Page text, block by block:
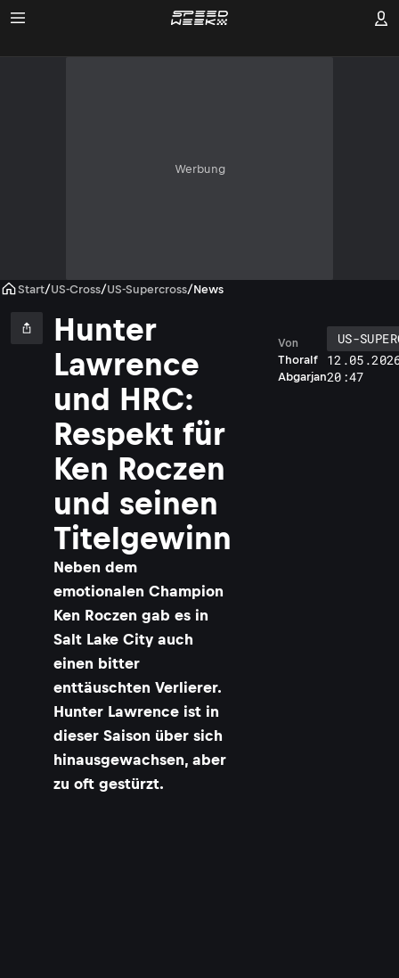
Werbung
Start/US-Cross/US-Supercross/News
Hunter
Lawrence
und HRC:
Respekt für
Ken Roczen
und seinen
Titelgewinn
Neben dem
emotionalen Champion
Ken Roczen gab es in
Salt Lake City auch
einen bitter
enttäuschten Verlierer.
Hunter Lawrence ist in
dieser Saison über sich
hinausgewachsen, aber
zu oft gestürzt.
Thoralf
Abgarjan
Von
US-
20:47